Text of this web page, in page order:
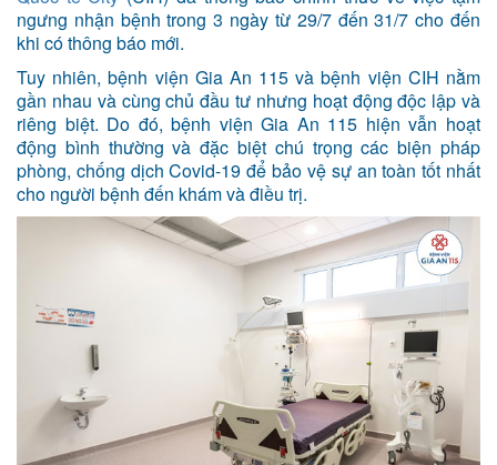
ngưng nhận bệnh trong 3 ngày từ 29/7 đến 31/7 cho đến
khi có thông báo mới.
Tuy nhiên, bệnh viện Gia An 115 và bệnh viện CIH nằm
gần nhau và cùng chủ đầu tư nhưng hoạt động độc lập và
riêng biệt. Do đó, bệnh viện Gia An 115 hiện vẫn hoạt
động bình thường và đặc biệt chú trọng các biện pháp
phòng, chống dịch Covid-19 để bảo vệ sự an toàn tốt nhất
cho người bệnh đến khám và điều trị.